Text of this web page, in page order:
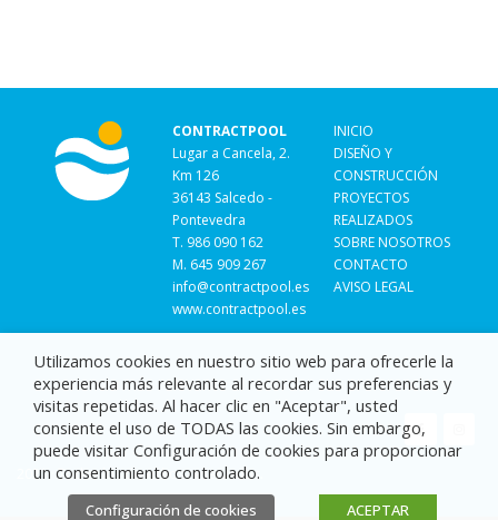
CONTRACTPOOL
Lugar a Cancela, 2.
Km 126
36143 Salcedo -
Pontevedra
T. 986 090 162
M. 645 909 267
info@contractpool.es
www.contractpool.es
INICIO
DISEÑO Y
CONSTRUCCIÓN
PROYECTOS
REALIZADOS
SOBRE NOSOTROS
CONTACTO
AVISO LEGAL
2021 · Todos los derechos reservados.
Utilizamos cookies en nuestro sitio web para ofrecerle la
experiencia más relevante al recordar sus preferencias y
visitas repetidas. Al hacer clic en "Aceptar", usted
consiente el uso de TODAS las cookies. Sin embargo,
puede visitar Configuración de cookies para proporcionar
un consentimiento controlado.
Configuración de cookies ACEPTAR